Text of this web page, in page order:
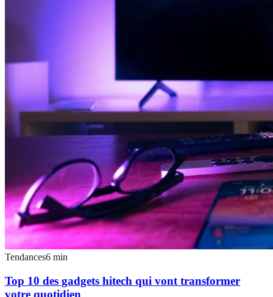
Tendances6 min
Top 10 des gadgets hitech qui vont transformer
votre quotidien